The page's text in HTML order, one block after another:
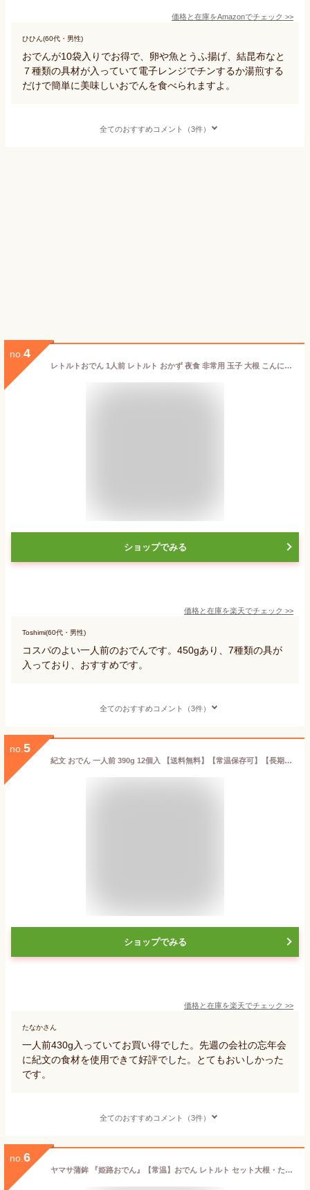
価格と在庫をAmazonでチェック >>
ひひん(60代・男性)
おでんが10袋入りでお得で、卵や魚とうふ揚げ、結昆布なと
７種類の具材が入っていて電子レンジでチンするか湯煎する
だけで簡単に美味しいおでんを食べられますよ。
全てのおすすめコメント（3件）
no. 4
レトルトおでん 1人前 レトルト おかず 夜食 非常用 玉子 大根 こんにゃく ちくわ ごぼう巻き さつま揚げ 昆布 藤光海風堂
ショップでみる
価格と在庫を楽天でチェック >>
Toshimi(60代・男性)
コスパのよい一人前のおでんです。450gあり、7種類の具が
入っており、おすすめです。
全てのおすすめコメント（3件）
no. 5
紀文 おでん 一人前 390g 12個入 【送料無料】【常温保存可】【長期保存可】レトルト おでん
ショップでみる
価格と在庫を楽天でチェック >>
たなかさん
一人前430g入っていてお買い得でした。先週の会社の忘年会
に紀文の食材を使用できて好評でした。とてもおいしかった
です。
全てのおすすめコメント（3件）
no. 6
ヤマサ蒲鉾 『姫路おでん』【常温】おでん レトルト セット大根・たまご・こんにゃく・ごぼう天・焼きちくわ・ひらてん・牛すじ お礼 詰合せ 贈り物 お土産